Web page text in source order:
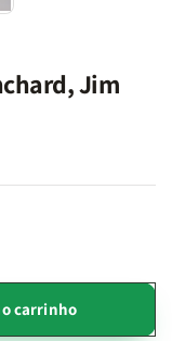
Jim
carrinho